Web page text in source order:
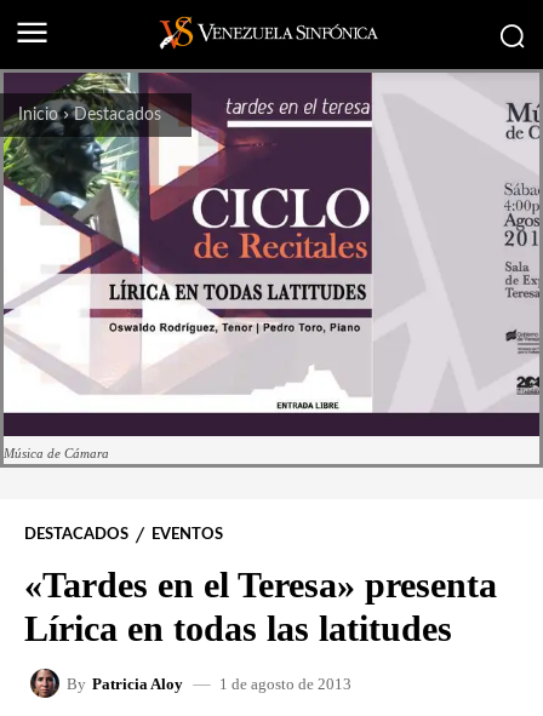
Inicio Destacados
Música de Cámara
DESTACADOS EVENTOS
«Tardes en el Teresa» presenta
Lírica en todas las latitudes
By Patricia Aloy 1 de agosto de 2013